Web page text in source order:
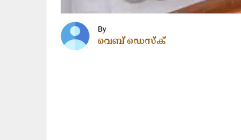
By
വെബ് ഡെസ്ക്